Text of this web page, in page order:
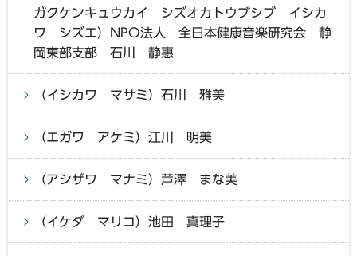
ガクケンキュウカイ シズオカトウブシブ イシカ
ワ シズエ）NPO法人 全日本健康音楽研究会 静
岡東部支部 石川 静惠
（イシカワ マサミ）石川 雅美
（エガワ アケミ）江川 明美
（アシザワ マナミ）芦澤 まな美
（イケダ マリコ）池田 真理子